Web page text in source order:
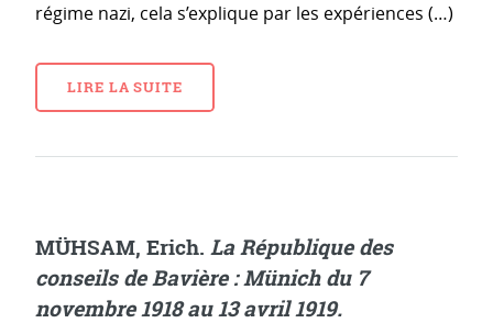
régime nazi, cela s’explique par les expériences (…)
LIRE LA SUITE
MÜHSAM, Erich. La République des
conseils de Bavière : Münich du 7
novembre 1918 au 13 avril 1919.